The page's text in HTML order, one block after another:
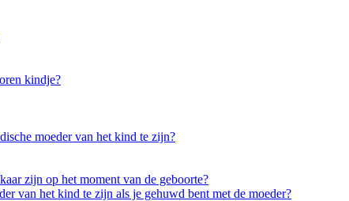
kindje?
moeder van het kind te zijn?
zijn op het moment van de geboorte?
van het kind te zijn als je gehuwd bent met de moeder?